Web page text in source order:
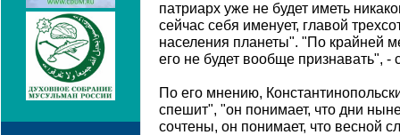
патриарх уже не будет иметь
сейчас себя именует, главой
населения планеты". "По крайней
его не будет вообще признавать", -
По его мнению,
спешит", "он понимает, что дни
сочтены, он понимает, что весной